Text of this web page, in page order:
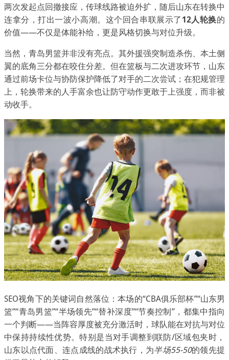
两次发起点回撤接应，传球线路被迫外扩，随后山东在转换中
连拿分，打出一波小高潮。这个回合串联展示了12人轮换的
价值——不仅是体能补给，更是风格切换与对位升级。
当然，青岛男篮并非没有亮点。其外援强突制造杀伤、本土侧
翼的底角三分都在咬住分差。但在篮板与二次进攻环节，山东
通过前场卡位与协防保护降低了对手的二次尝试；在犯规管理
上，轮换带来的人手富余也让防守动作更敢于上强度，而非被
动收手。
SEO视角下的关键词自然落位：本场的“CBA俱乐部杯”“山东男
篮”“青岛男篮”“半场领先”“替补深度”“节奏控制”，都集中指向
一个判断——当阵容厚度被充分激活时，球队能在对抗与对位
中保持持续性优势。特别是当对手调整到联防/区域包夹时，
山东以点代面、连点成线的战术执行，为半场55-50的领先提